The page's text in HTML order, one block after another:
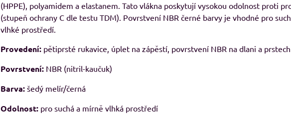
(HPPE), polyamidem a elastanem. Tato vlákna poskytují vysokou odolnost proti
(stupeň ochrany C dle testu TDM). Povrstvení NBR černé barvy je vhodné pro
vlhké prostředí.
Provedení: pětiprsté rukavice, úplet na zápěstí, povrstvení NBR na dlani a prstech
Povrstvení: NBR (nitril-kaučuk)
Barva: šedý melír/černá
Odolnost: pro suchá a mírně vlhká prostředí
Malfini BASIC 129, pánské Adler
Skladem
od 109 Kč
od 90,08 Kčbez DPH
RESIST LS, triko s dlouhým rukávem